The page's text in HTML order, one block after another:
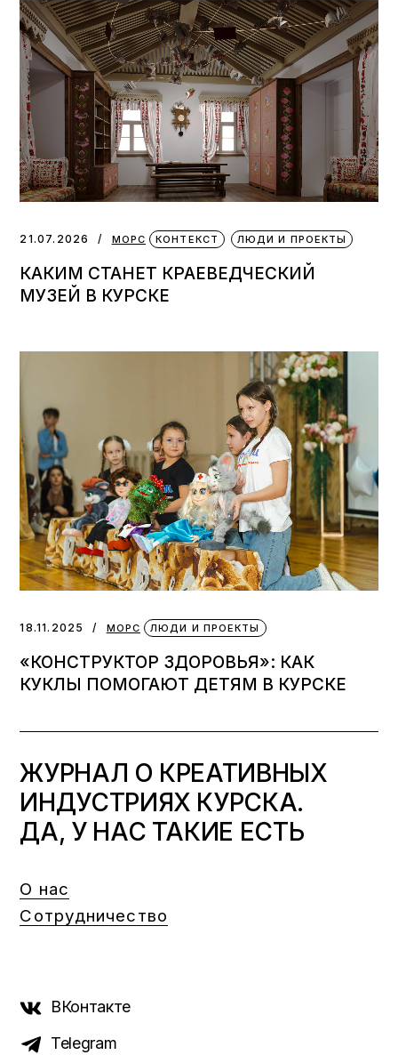
21.07.2026 МОРС КОНТЕКСТ ЛЮДИ И ПРОЕКТЫ
КАКИМ СТАНЕТ КРАЕВЕДЧЕСКИЙ
МУЗЕЙ В КУРСКЕ
18.11.2025 МОРС ЛЮДИ И ПРОЕКТЫ
«КОНСТРУКТОР ЗДОРОВЬЯ»: КАК
КУКЛЫ ПОМОГАЮТ ДЕТЯМ В КУРСКЕ
ЖУРНАЛ О КРЕАТИВНЫХ
ИНДУСТРИЯХ КУРСКА.
ДА, У НАС ТАКИЕ ЕСТЬ
О нас
Сотрудничество
ВКонтакте
Telegram